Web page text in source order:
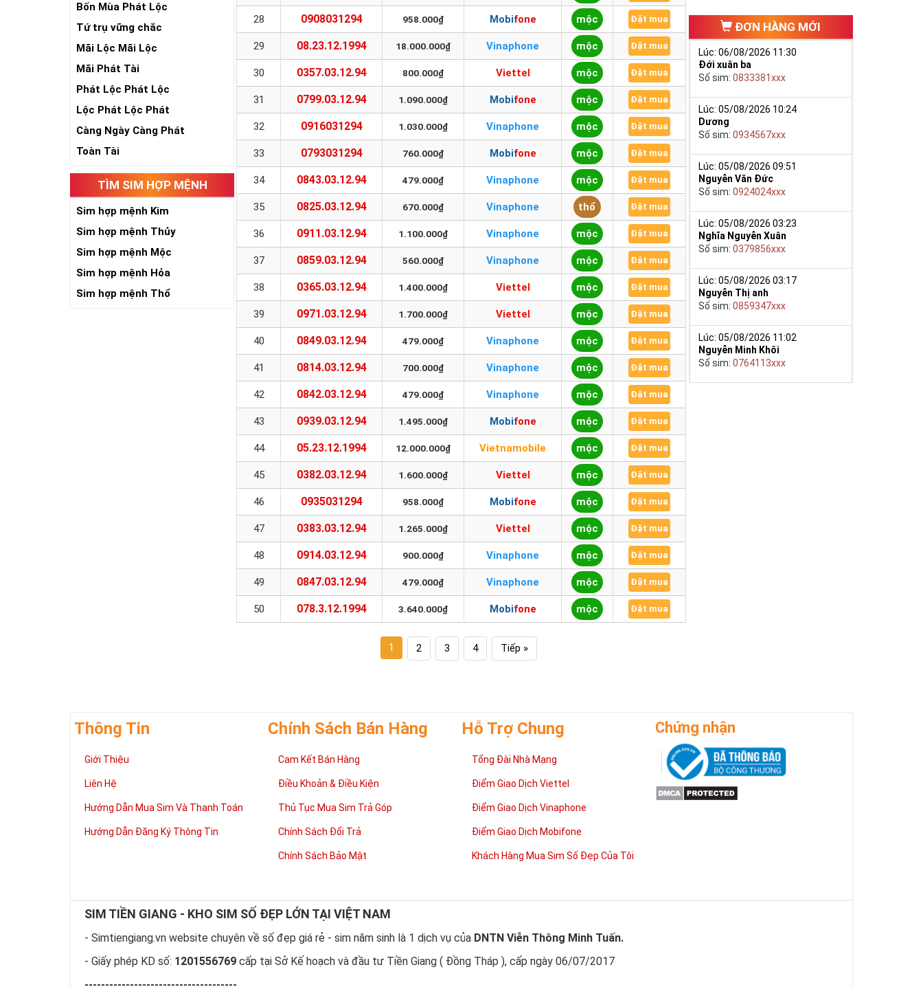
Bốn Mùa Phát Lộc
Tứ trụ vững chắc
Mãi Lộc Mãi Lộc
Mãi Phát Tài
Phát Lộc Phát Lộc
Lộc Phát Lộc Phát
Càng Ngày Càng Phát
Toàn Tài
TÌM SIM HỢP MỆNH
Sim hợp mệnh Kim
Sim hợp mệnh Thủy
Sim hợp mệnh Mộc
Sim hợp mệnh Hỏa
Sim hợp mệnh Thổ
28 0908031294 958.000₫ Mobifone mộc Đặt mua
29 08.23.12.1994 18.000.000₫ Vinaphone mộc Đặt mua
30 0357.03.12.94 800.000₫ Viettel mộc Đặt mua
31 0799.03.12.94 1.090.000₫ Mobifone mộc Đặt mua
32 0916031294 1.030.000₫ Vinaphone mộc Đặt mua
33 0793031294 760.000₫ Mobifone mộc Đặt mua
34 0843.03.12.94 479.000₫ Vinaphone mộc Đặt mua
35 0825.03.12.94 670.000₫ Vinaphone thổ Đặt mua
36 0911.03.12.94 1.100.000₫ Vinaphone mộc Đặt mua
37 0859.03.12.94 560.000₫ Vinaphone mộc Đặt mua
38 0365.03.12.94 1.400.000₫ Viettel mộc Đặt mua
39 0971.03.12.94 1.700.000₫ Viettel mộc Đặt mua
40 0849.03.12.94 479.000₫ Vinaphone mộc Đặt mua
41 0814.03.12.94 700.000₫ Vinaphone mộc Đặt mua
42 0842.03.12.94 479.000₫ Vinaphone mộc Đặt mua
43 0939.03.12.94 1.495.000₫ Mobifone mộc Đặt mua
44 05.23.12.1994 12.000.000₫ Vietnamobile mộc Đặt mua
45 0382.03.12.94 1.600.000₫ Viettel mộc Đặt mua
46 0935031294 958.000₫ Mobifone mộc Đặt mua
47 0383.03.12.94 1.265.000₫ Viettel mộc Đặt mua
48 0914.03.12.94 900.000₫ Vinaphone mộc Đặt mua
49 0847.03.12.94 479.000₫ Vinaphone mộc Đặt mua
50 078.3.12.1994 3.640.000₫ Mobifone mộc Đặt mua
1 2 3 4 Tiếp »
ĐƠN HÀNG MỚI
Lúc: 06/08/2026 11:30
Đới xuân ba
Số sim:0833381xxx
Lúc: 05/08/2026 10:24
Dương
Số sim:0934567xxx
Lúc: 05/08/2026 09:51
Nguyễn Văn Đức
Số sim:0924024xxx
Lúc: 05/08/2026 03:23
Nghĩa Nguyễn Xuân
Số sim:0379856xxx
Lúc: 05/08/2026 03:17
Nguyễn Thị anh
Số sim:0859347xxx
Lúc: 05/08/2026 11:02
Nguyễn Minh Khôi
Số sim:0764113xxx
Thông Tin
Giới Thiệu
Liên Hệ
Hướng Dẫn Mua Sim Và Thanh Toán
Hướng Dẫn Đăng Ký Thông Tin
Chính Sách Bán Hàng
Cam Kết Bán Hàng
Điều Khoản & Điều Kiện
Thủ Tục Mua Sim Trả Góp
Chính Sách Đổi Trả
Chính Sách Bảo Mật
Hỗ Trợ Chung
Tổng Đài Nhà Mạng
Điểm Giao Dịch Viettel
Điểm Giao Dịch Vinaphone
Điểm Giao Dịch Mobifone
Khách Hàng Mua Sim Số Đẹp Của Tôi
Chứng nhận
SIM TIỀN GIANG - KHO SIM SỐ ĐẸP LỚN TẠI VIỆT NAM
- Simtiengiang.vn website chuyên về số đẹp giá rẻ - sim năm sinh là 1 dịch vụ của DNTN Viễn Thông Minh Tuấn.
- Giấy phép KD số: 1201556769 cấp tại Sở Kế hoạch và đầu tư Tiền Giang ( Đồng Tháp ), cấp ngày 06/07/2017